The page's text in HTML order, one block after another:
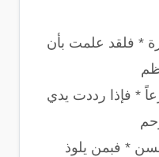
* فلقد علمت بأن
* فإذا رددت يدي
* فبمن يلوذ